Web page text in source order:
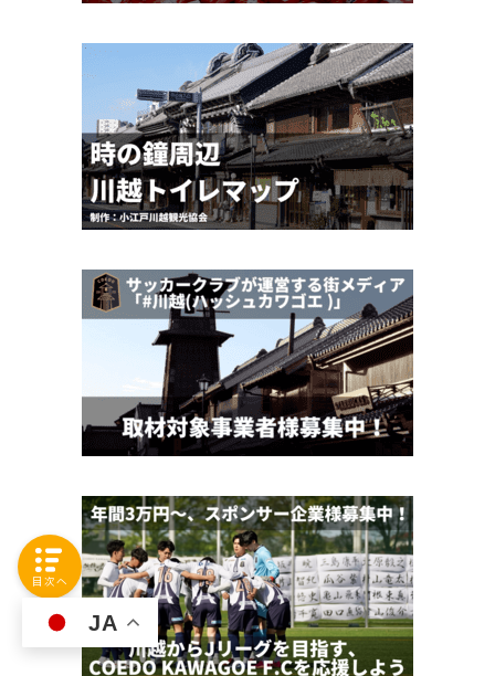
JA
目次へ